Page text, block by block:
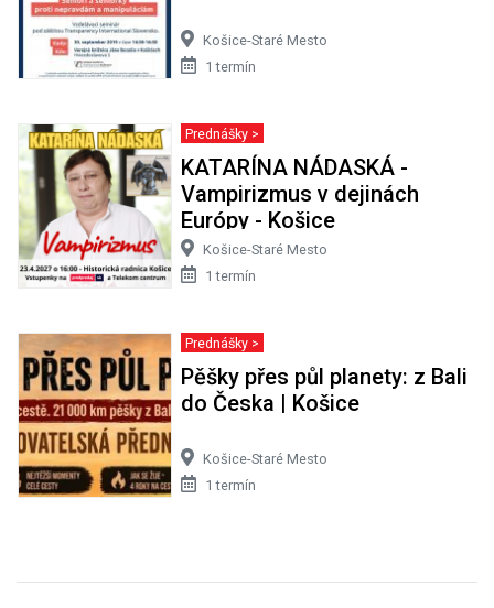
Košice-Staré Mesto
1 termín
Prednášky >
KATARÍNA NÁDASKÁ -
Vampirizmus v dejinách
Európy - Košice
Košice-Staré Mesto
1 termín
Prednášky >
Pěšky přes půl planety: z Bali
do Česka | Košice
Košice-Staré Mesto
1 termín